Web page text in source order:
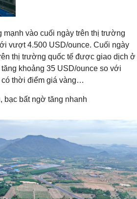
mạnh vào cuối ngày trên thị trường
vượt 4.500 USD/ounce. Cuối ngày
thị trường quốc tế được giao dịch ở
khoảng 35 USD/ounce so với
có thời điểm giá vàng…
bạc bất ngờ tăng nhanh